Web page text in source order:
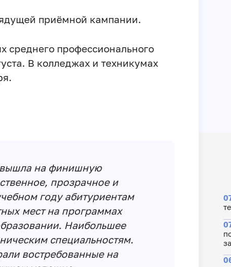
приёмной кампании.
среднего профессионального
В колледжах и техникумах
на финишную
прозрачное и
году абитуриентам
мест на программах
Наибольшее
специальностям.
востребованные на